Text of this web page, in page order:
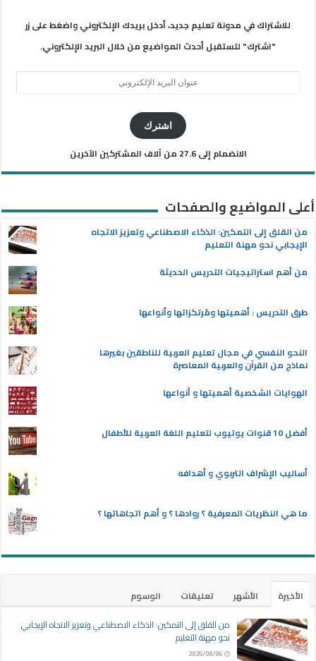
للاشتراك في مدونة تعليم جديد، أدخل بريدك الإلكتروني واضغط على زر
"اشترك" لتستقبل أحدث المواضيع من خلال البريد الإلكتروني.
اشترك
الانضمام إلى 27.6 من آلاف المشتركين الآخرين
أعلى المواضيع والصفحات
من القلق إلى التمكين: الذكاء الاصطناعي وتعزيز الاتجاه
الإيجابي نحو مهنة التعليم
من أهم استراتيجيات التدريس الحديثة
طرق التدريس : أهميتها ومُرتكزاتها وأنواعها
النحو النفسي في مجال تعليم العربية للناطقين بغيرها
نماذج من القرآن والعربية المعاصرة
الهوايات الشخصية أهميتها و أنواعها
أفضل 10 قنوات يوتيوب لتعليم اللغة العربية للأطفال
أساليب الإشراف التربوي و أهدافه
ما هي النظريات المعرفية ؟ روادها ؟ و أهم اتجاهاتها ؟
الأخيرة الأشهر تعليقات
الوسوم
من القلق إلى التمكين: الذكاء الاصطناعي وتعزيز الاتجاه الإيجابي
نحو مهنة التعليم
2026/08/06